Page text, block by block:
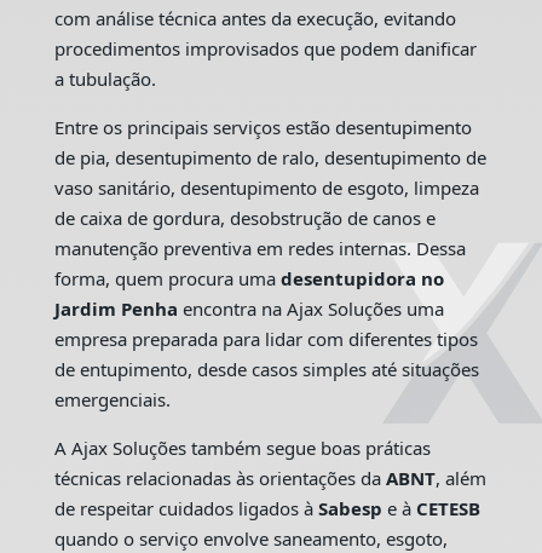
com análise técnica antes da execução, evitando
procedimentos improvisados que podem danificar
a tubulação.
Entre os principais serviços estão desentupimento
de pia, desentupimento de ralo, desentupimento de
vaso sanitário, desentupimento de esgoto, limpeza
de caixa de gordura, desobstrução de canos e
manutenção preventiva em redes internas. Dessa
forma, quem procura uma desentupidora no
Jardim Penha encontra na Ajax Soluções uma
empresa preparada para lidar com diferentes tipos
de entupimento, desde casos simples até situações
emergenciais.
A Ajax Soluções também segue boas práticas
técnicas relacionadas às orientações da ABNT, além
de respeitar cuidados ligados à Sabesp e à CETESB
quando o serviço envolve saneamento, esgoto,